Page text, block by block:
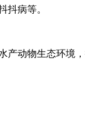
抖病等。
动物生态环境